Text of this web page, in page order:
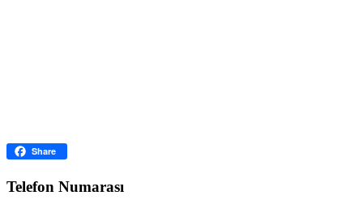
Facebook
Share
Telefon Numarası